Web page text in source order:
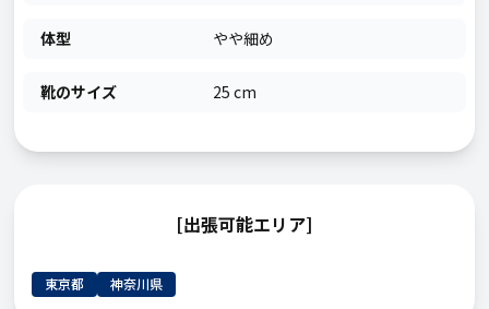
体型 やや細め
靴のサイズ 25 cm
[出張可能エリア]
東京都 神奈川県